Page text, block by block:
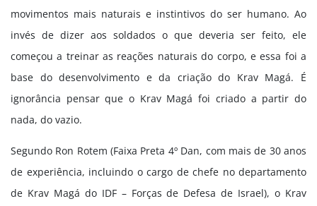
movimentos mais naturais e instintivos do ser humano. Ao
invés de dizer aos soldados o que deveria ser feito, ele
começou a treinar as reações naturais do corpo, e essa foi a
base do desenvolvimento e da criação do Krav Magá. É
ignorância pensar que o Krav Magá foi criado a partir do
nada, do vazio.
Segundo Ron Rotem (Faixa Preta 4º Dan, com mais de 30 anos
de experiência, incluindo o cargo de chefe no departamento
de Krav Magá do IDF – Forças de Defesa de Israel), o Krav